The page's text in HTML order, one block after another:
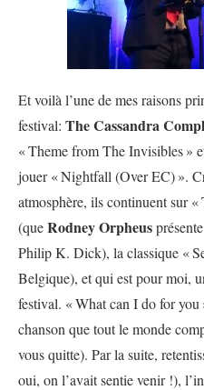
Et voilà l’une de mes raisons
festival: The Cassandra
«Theme from The Invisibles»
jouer «Nightfall (Over EC)».
atmosphère, ils continuent sur «
(queRodney Orpheus
Philip K. Dick), la classique «
Belgique), et qui est pour moi,
festival. «What can I do for you
chanson que tout le monde
vous quitte). Par la suite,
oui, on l’avait sentie venir !),